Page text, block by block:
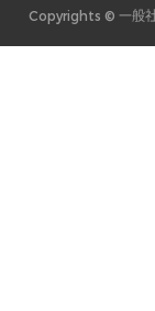
Copyrights © 一般